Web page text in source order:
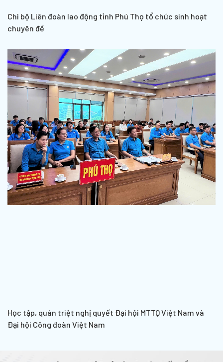
Chi bộ Liên đoàn lao động tỉnh Phú Thọ tổ chức sinh hoạt
chuyên đề
Học tập, quán triệt nghị quyết Đại hội MTTQ Việt Nam và
Đại hội Công đoàn Việt Nam